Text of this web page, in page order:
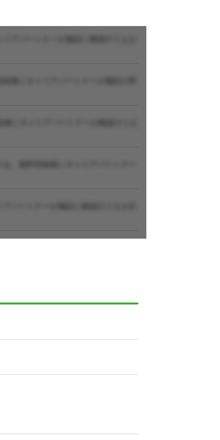
アパートナーが施設に確認のうえお
後にキャリアパートナーが施設の実
にキャリアパートナーが確認のうえ
パートナーが施設に確認のうえお伝